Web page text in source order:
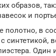
образов,
и
полотно, в
синтетикой,
Один